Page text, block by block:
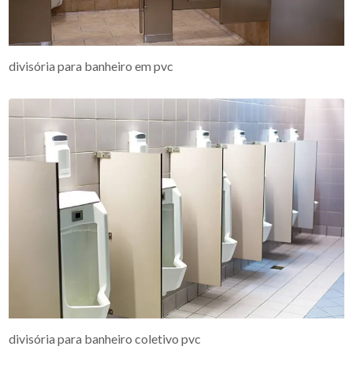
divisória para banheiro em pvc
divisória para banheiro coletivo pvc